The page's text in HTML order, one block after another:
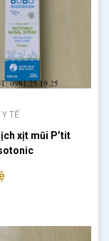
Y TẾ
xịt mũi P’tit